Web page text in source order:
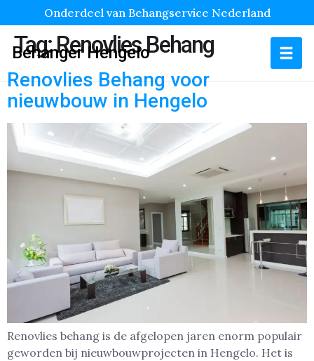
Onderdeel van Behangservice Nederland
Behanger Hengelo
Tag:Renovlies Behang
Renovlies Behang voor
nieuwbouw in Hengelo
Renovlies behang is de afgelopen jaren enorm populair
geworden bij nieuwbouwprojecten in Hengelo. Het is